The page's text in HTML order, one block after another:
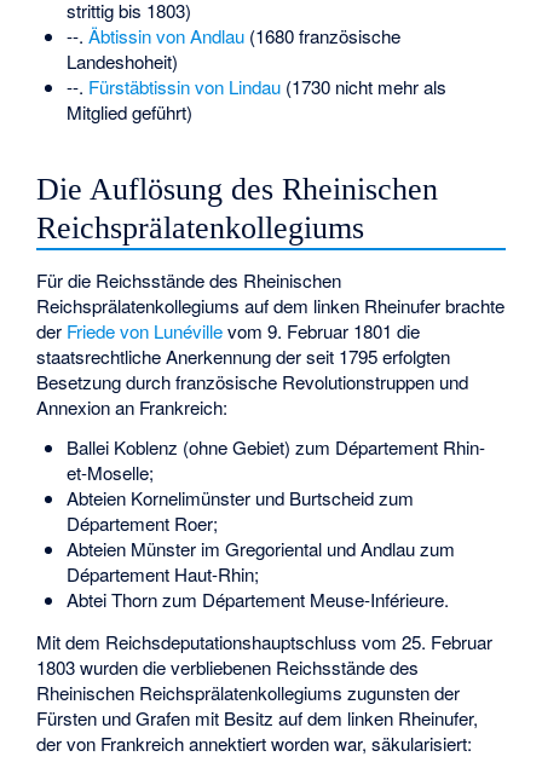
strittig bis 1803)
--. Äbtissin von Andlau(1680 französische
Landeshoheit)
--. Fürstäbtissin von Lindau(1730 nicht mehr als
Mitglied geführt)
Die Auflösung des Rheinischen
Reichsprälatenkollegiums
Für die Reichsstände des Rheinischen
Reichsprälatenkollegiums auf dem linken Rheinufer brachte
der Friede von Lunévillevom 9. Februar 1801 die
staatsrechtliche Anerkennung der seit 1795 erfolgten
Besetzung durch französische Revolutionstruppen und
Annexion an Frankreich:
Ballei Koblenz (ohne Gebiet) zum Département Rhin-
et-Moselle;
Abteien Kornelimünster und Burtscheid zum
Département Roer;
Abteien Münster im Gregoriental und Andlau zum
Département Haut-Rhin;
Abtei Thorn zum Département Meuse-Inférieure.
Mit dem Reichsdeputationshauptschluss vom 25. Februar
1803 wurden die verbliebenen Reichsstände des
Rheinischen Reichsprälatenkollegiums zugunsten der
Fürsten und Grafen mit Besitz auf dem linken Rheinufer,
der von Frankreich annektiert worden war, säkularisiert: